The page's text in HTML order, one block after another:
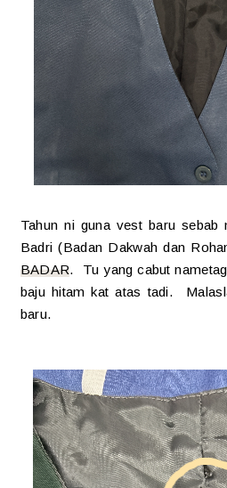
Tahun ni guna vest baru sebab
Badri (Badan Dakwah dan
BADAR. Tu yang cabut
baju hitam kat atas tadi.
baru.